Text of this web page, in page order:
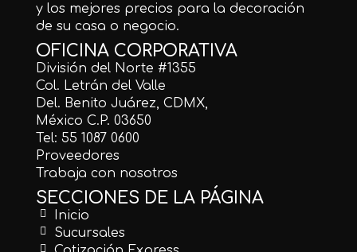
y los mejores precios para la decoración
de su casa o negocio.
OFICINA CORPORATIVA
División del Norte #1355
Col. Letrán del Valle
Del. Benito Juárez, CDMX,
México C.P. 03650
Tel: 55 1087 0600
Proveedores
Trabaja con nosotros
SECCIONES DE LA PÁGINA
Inicio
Sucursales